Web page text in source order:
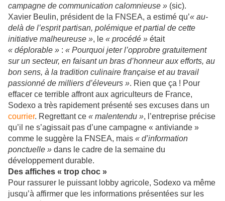
campagne de communication calomnieuse » (sic).
Xavier Beulin, président de la FNSEA, a estimé qu’« au-
delà de l’esprit partisan, polémique et partial de cette
initiative malheureuse », le « procédé » était
« déplorable » : « Pourquoi jeter l’opprobre gratuitement
sur un secteur, en faisant un bras d’honneur aux efforts, au
bon sens, à la tradition culinaire française et au travail
passionné de milliers d’éleveurs ». Rien que ça ! Pour
effacer ce terrible affront aux agriculteurs de France,
Sodexo a très rapidement présenté ses excuses dans un
courrier. Regrettant ce « malentendu », l’entreprise précise
qu’il ne s’agissait pas d’une campagne « antiviande »
comme le suggère la FNSEA, mais « d’information
ponctuelle » dans le cadre de la semaine du
développement durable.
Des affiches « trop choc »
Pour rassurer le puissant lobby agricole, Sodexo va même
jusqu’à affirmer que les informations présentées sur les